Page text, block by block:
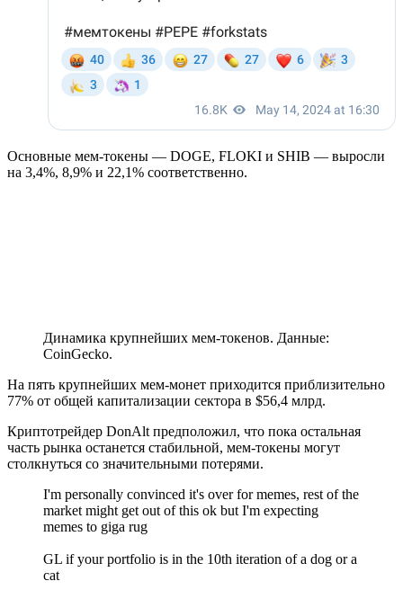
Основные мем-токены — DOGE, FLOKI и SHIB — выросли
на 3,4%, 8,9% и 22,1% соответственно.
Динамика крупнейших мем-токенов. Данные:
CoinGecko.
На пять крупнейших мем-монет приходится приблизительно
77% от общей капитализации сектора в $56,4 млрд.
Криптотрейдер DonAlt предположил, что пока остальная
часть рынка останется стабильной, мем-токены могут
столкнуться со значительными потерями.
I'm personally convinced it's over for memes, rest of the
market might get out of this ok but I'm expecting
memes to giga rug
GL if your portfolio is in the 10th iteration of a dog or a
cat